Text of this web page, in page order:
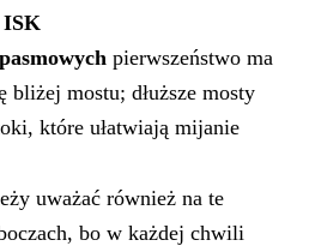
ISK
pierwszeństwo ma
bliżej mostu; dłuższe mosty
które ułatwiają mijanie
uważać również na te
bo w każdej chwili